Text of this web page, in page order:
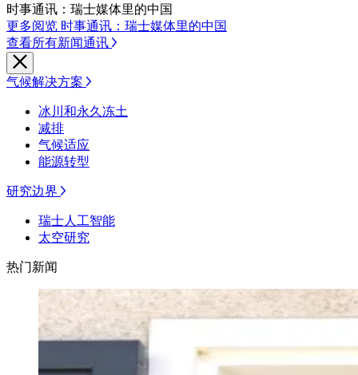
时事通讯：瑞士媒体里的中国
更多阅览 时事通讯：瑞士媒体里的中国
查看所有新闻通讯
气候解决方案
冰川和永久冻土
减排
气候适应
能源转型
研究边界
瑞士人工智能
太空研究
热门新闻